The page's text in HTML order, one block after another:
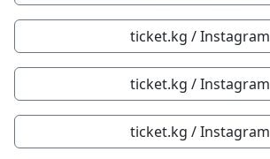
ticket.kg / Instagram
ticket.kg / Instagram
ticket.kg / Instagram